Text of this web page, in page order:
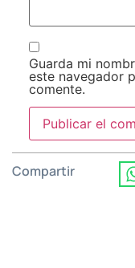
Guarda mi
este navegador
comente.
Compartir